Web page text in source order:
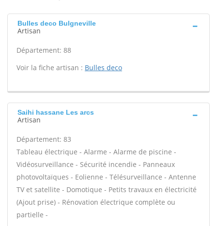
Bulles deco Bulgneville
Artisan
Département: 88
Voir la fiche artisan : Bulles deco
Saihi hassane Les arcs
Artisan
Département: 83
Tableau électrique - Alarme - Alarme de piscine -
Vidéosurveillance - Sécurité incendie - Panneaux
photovoltaïques - Eolienne - Télésurveillance - Antenne
TV et satellite - Domotique - Petits travaux en électricité
(Ajout prise) - Rénovation électrique complète ou
partielle -